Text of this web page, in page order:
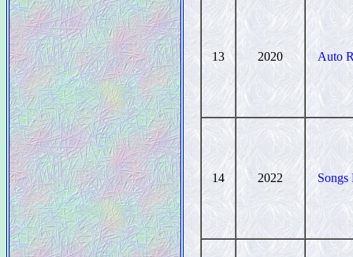
13 2020 Auto
14 2022 Songs